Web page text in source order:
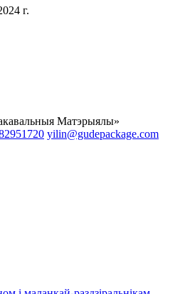
г.
Матэрыялы»
yilin@gudepackage.com